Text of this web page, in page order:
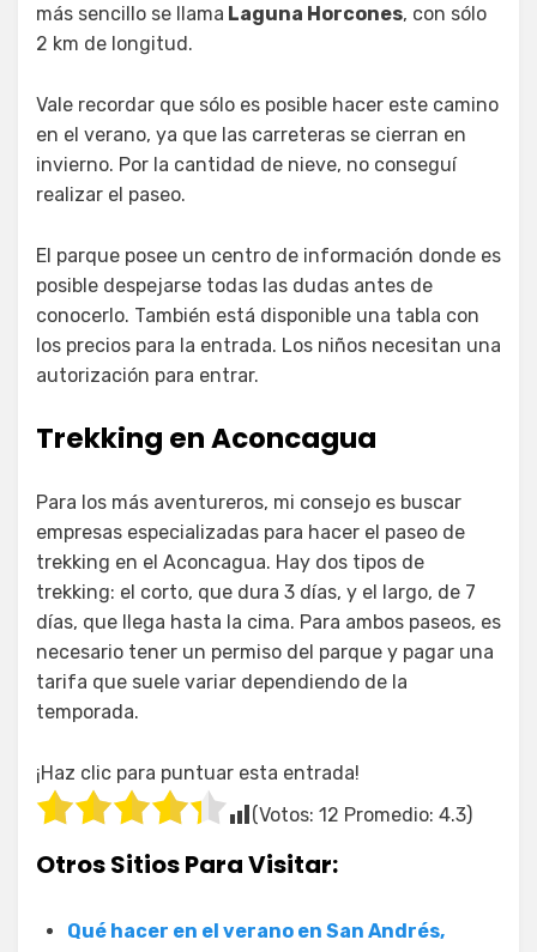
más sencillo se llama Laguna Horcones, con sólo
2 km de longitud.
Vale recordar que sólo es posible hacer este camino
en el verano, ya que las carreteras se cierran en
invierno. Por la cantidad de nieve, no conseguí
realizar el paseo.
El parque posee un centro de información donde es
posible despejarse todas las dudas antes de
conocerlo. También está disponible una tabla con
los precios para la entrada. Los niños necesitan una
autorización para entrar.
Trekking en Aconcagua
Para los más aventureros, mi consejo es buscar
empresas especializadas para hacer el paseo de
trekking en el Aconcagua. Hay dos tipos de
trekking: el corto, que dura 3 días, y el largo, de 7
días, que llega hasta la cima. Para ambos paseos, es
necesario tener un permiso del parque y pagar una
tarifa que suele variar dependiendo de la
temporada.
¡Haz clic para puntuar esta entrada!
(Votos: 12 Promedio: 4.3)
Otros Sitios Para Visitar:
Qué hacer en el verano en San Andrés,